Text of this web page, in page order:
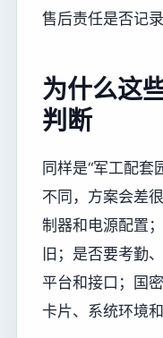
售后责任是否记录
为什么这
判断
同样是“军工配套
不同，方案会差
制器和电源配置
旧；是否要考勤
平台和接口；国
卡片、系统环境和